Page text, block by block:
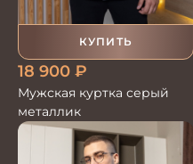
КУПИТЬ
18 900 ₽
Мужская куртка серый
металлик